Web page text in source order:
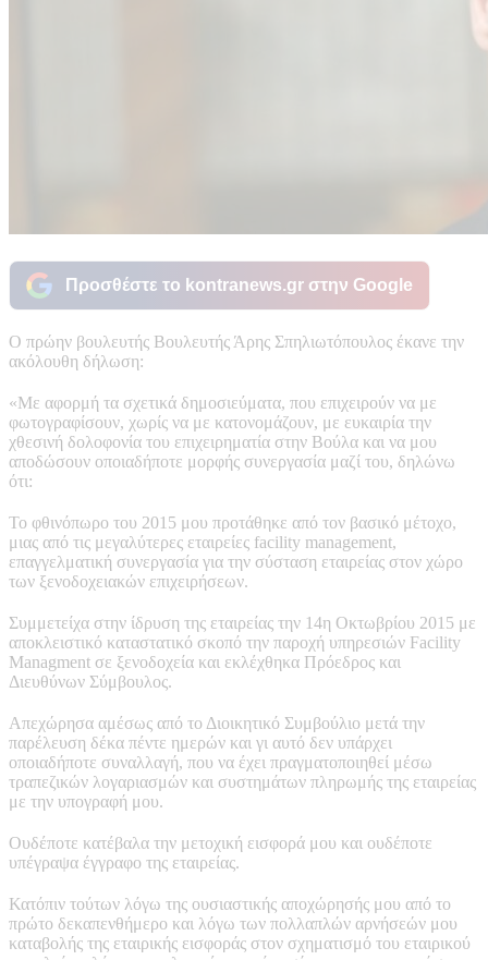
Προσθέστε το kontranews.gr στην Google
Ο πρώην βουλευτής Βουλευτής Άρης Σπηλιωτόπουλος έκανε την
ακόλουθη δήλωση:
«Με αφορμή τα σχετικά δημοσιεύματα, που επιχειρούν να με
φωτογραφίσουν, χωρίς να με κατονομάζουν, με ευκαιρία την
χθεσινή δολοφονία του επιχειρηματία στην Βούλα και να μου
αποδώσουν οποιαδήποτε μορφής συνεργασία μαζί του, δηλώνω
ότι:
Το φθινόπωρο του 2015 μου προτάθηκε από τον βασικό μέτοχο,
μιας από τις μεγαλύτερες εταιρείες facility management,
επαγγελματική συνεργασία για την σύσταση εταιρείας στον χώρο
των ξενοδοχειακών επιχειρήσεων.
Συμμετείχα στην ίδρυση της εταιρείας την 14η Οκτωβρίου 2015 με
αποκλειστικό καταστατικό σκοπό την παροχή υπηρεσιών Facility
Managment σε ξενοδοχεία και εκλέχθηκα Πρόεδρος και
Διευθύνων Σύμβουλος.
Απεχώρησα αμέσως από το Διοικητικό Συμβούλιο μετά την
παρέλευση δέκα πέντε ημερών και γι αυτό δεν υπάρχει
οποιαδήποτε συναλλαγή, που να έχει πραγματοποιηθεί μέσω
τραπεζικών λογαριασμών και συστημάτων πληρωμής της εταιρείας
με την υπογραφή μου.
Ουδέποτε κατέβαλα την μετοχική εισφορά μου και ουδέποτε
υπέγραψα έγγραφο της εταιρείας.
Κατόπιν τούτων λόγω της ουσιαστικής αποχώρησής μου από το
πρώτο δεκαπενθήμερο και λόγω των πολλαπλών αρνήσεών μου
καταβολής της εταιρικής εισφοράς στον σχηματισμό του εταιρικού